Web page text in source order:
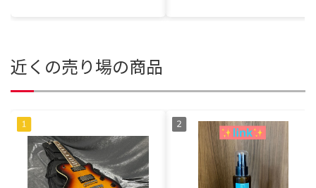
近くの売り場の商品